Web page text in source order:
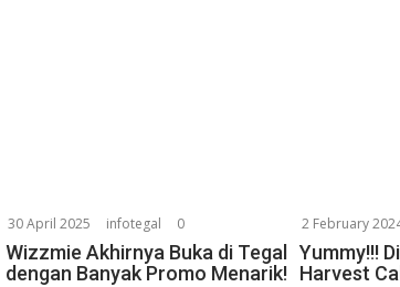
30 April 2025 infotegal 0
Wizzmie Akhirnya Buka di Tegal
dengan Banyak Promo Menarik!
2 February
Yummy!!!
Harvest